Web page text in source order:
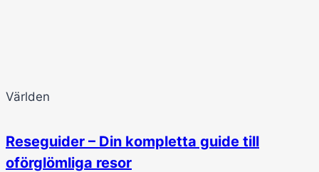
Världen
Reseguider – Din kompletta guide till
oförglömliga resor